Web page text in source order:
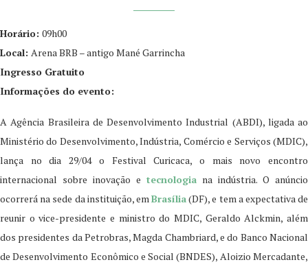
Horário: 09h00
Local: Arena BRB – antigo Mané Garrincha
Ingresso Gratuito
Informações do evento:
A Agência Brasileira de Desenvolvimento Industrial (ABDI), ligada ao
Ministério do Desenvolvimento, Indústria, Comércio e Serviços (MDIC),
lança no dia 29/04 o Festival Curicaca, o mais novo encontro
internacional sobre inovação e tecnologia na indústria. O anúncio
ocorrerá na sede da instituição, emBrasília(DF), e tem a expectativa de
reunir o vice-presidente e ministro do MDIC, Geraldo Alckmin, além
dos presidentes da Petrobras, Magda Chambriard, e do Banco Nacional
de Desenvolvimento Econômico e Social (BNDES), Aloizio Mercadante,